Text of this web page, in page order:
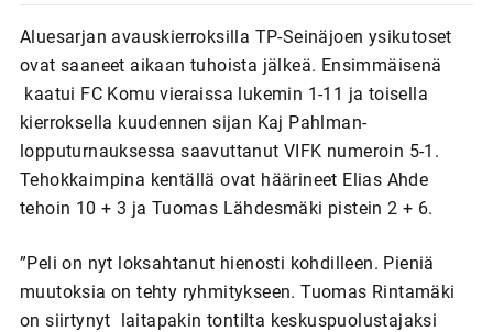
Aluesarjan avauskierroksilla TP-Seinäjoen ysikutoset
ovat saaneet aikaan tuhoista jälkeä. Ensimmäisenä
kaatui FC Komu vieraissa lukemin 1-11 ja toisella
kierroksella kuudennen sijan Kaj Pahlman-
lopputurnauksessa saavuttanut VIFK numeroin 5-1.
Tehokkaimpina kentällä ovat häärineet Elias Ahde
tehoin 10 + 3 ja Tuomas Lähdesmäki pistein 2 + 6.
”Peli on nyt loksahtanut hienosti kohdilleen. Pieniä
muutoksia on tehty ryhmitykseen. Tuomas Rintamäki
on siirtynyt laitapakin tontilta keskuspuolustajaksi